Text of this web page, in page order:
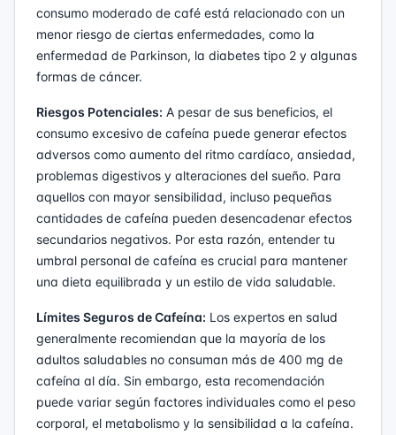
consumo moderado de café está relacionado con un
menor riesgo de ciertas enfermedades, como la
enfermedad de Parkinson, la diabetes tipo 2 y algunas
formas de cáncer.
Riesgos Potenciales: A pesar de sus beneficios, el
consumo excesivo de cafeína puede generar efectos
adversos como aumento del ritmo cardíaco, ansiedad,
problemas digestivos y alteraciones del sueño. Para
aquellos con mayor sensibilidad, incluso pequeñas
cantidades de cafeína pueden desencadenar efectos
secundarios negativos. Por esta razón, entender tu
umbral personal de cafeína es crucial para mantener
una dieta equilibrada y un estilo de vida saludable.
Límites Seguros de Cafeína: Los expertos en salud
generalmente recomiendan que la mayoría de los
adultos saludables no consuman más de 400 mg de
cafeína al día. Sin embargo, esta recomendación
puede variar según factores individuales como el peso
corporal, el metabolismo y la sensibilidad a la cafeína.